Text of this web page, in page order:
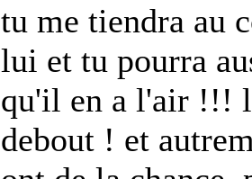
tu me tiendra au
lui et tu pourra
qu'il en a l'air !!!
debout ! et